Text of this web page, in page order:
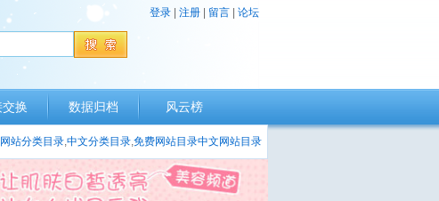
登录 注册 留言 论坛
换 数据归档 风云榜
网站分类目录,中文分类目录,免费网站目录中文网站目录